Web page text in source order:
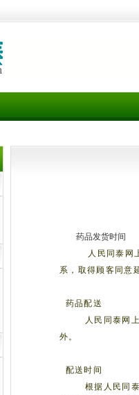
药品发货时间
人民同泰 网
系，取得顾客同意
药品配送
人民 同泰网
外。
配送时间
根据人民同泰